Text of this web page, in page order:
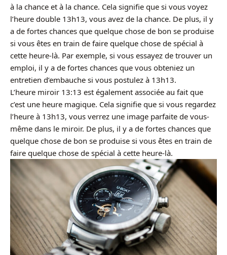
à la chance et à la chance. Cela signifie que si vous voyez
l’heure double 13h13, vous avez de la chance. De plus, il y
a de fortes chances que quelque chose de bon se produise
si vous êtes en train de faire quelque chose de spécial à
cette heure-là. Par exemple, si vous essayez de trouver un
emploi, il y a de fortes chances que vous obteniez un
entretien d’embauche si vous postulez à 13h13.
L’heure miroir 13:13 est également associée au fait que
c’est une heure magique. Cela signifie que si vous regardez
l’heure à 13h13, vous verrez une image parfaite de vous-
même dans le miroir. De plus, il y a de fortes chances que
quelque chose de bon se produise si vous êtes en train de
faire quelque chose de spécial à cette heure-là.